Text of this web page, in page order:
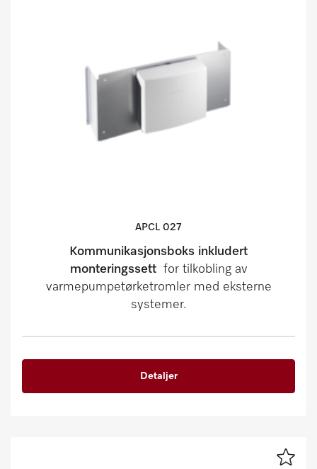
APCL 027
Kommunikasjonsboks inkludert
monteringssett for tilkobling av
varmepumpetørketromler med eksterne
systemer.
Detaljer